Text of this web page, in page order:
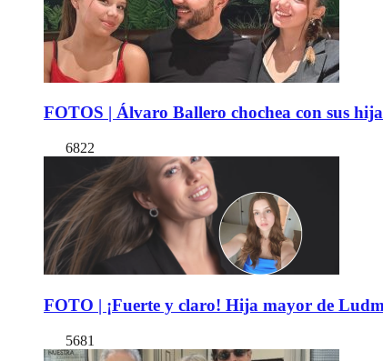
FOTOS | Álvaro Ballero chochea con sus
6822
FOTO | ¡Fuerte y claro! Hija mayor de
5681